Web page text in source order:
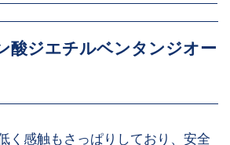
酸ジエチルベンタンジオー
く感触もさっぱりしており、安全